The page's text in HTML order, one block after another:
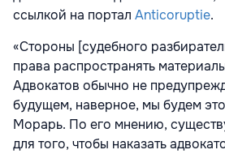
ссылкой на портал Anticoruptie.
«Стороны [судебного
права распространять
Адвокатов обычно не
будущем, наверное, мы будем
Морарь. По его мнению,
для того, чтобы наказать